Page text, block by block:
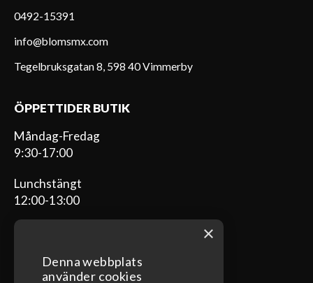
0492-15391
info@blomsmx.com
Tegelbruksgatan 8, 598 40 Vimmerby
ÖPPETTIDER BUTIK
Måndag-Fredag
9:30-17:00
Lunchstängt
12:00-13:00
ÖPPETTIDER VERKSTAD
×
Denna webbplats
använder cookies